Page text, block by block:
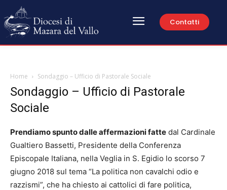
Contatti
Home Sondaggio – Ufficio di Pastorale Sociale
Sondaggio – Ufficio di Pastorale
Sociale
Prendiamo spunto dalle affermazioni fatte dal Cardinale
Gualtiero Bassetti, Presidente della Conferenza
Episcopale Italiana, nella Veglia in S. Egidio lo scorso 7
giugno 2018 sul tema “La politica non cavalchi odio e
razzismi”, che ha chiesto ai cattolici di fare politica,